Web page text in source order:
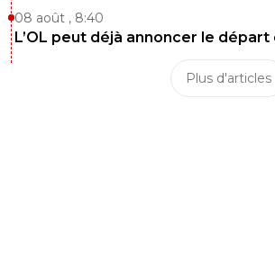
08 août , 8:40
L’OL peut déjà annoncer le départ
Plus d'articles